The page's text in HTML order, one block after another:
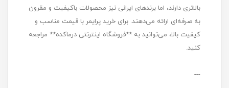
بالاتری دارند، اما برندهای ایرانی نیز محصولات باکیفیت و مقرون
به صرفه‌ای ارائه می‌دهند. برای خرید پرایمر با قیمت مناسب و
کیفیت بالا، می‌توانید به **فروشگاه اینترنتی درماکده** مراجعه
کنید.
---